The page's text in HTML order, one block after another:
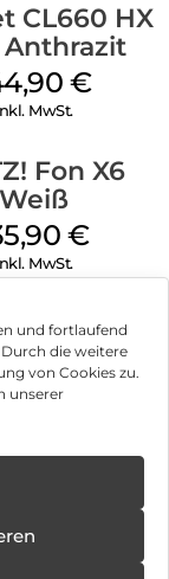
und fortlaufend
die weitere
von Cookies zu.
unserer
CL660 HX
Anthrazit
€
MwSt.
Fon X6
Weiß
€
MwSt.